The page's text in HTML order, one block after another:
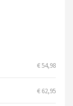
€ 54,98
€ 62,95